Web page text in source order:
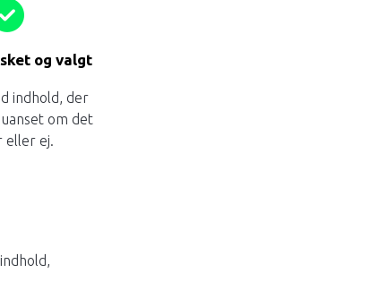
og valgt
indhold, der
om det
eller ej.